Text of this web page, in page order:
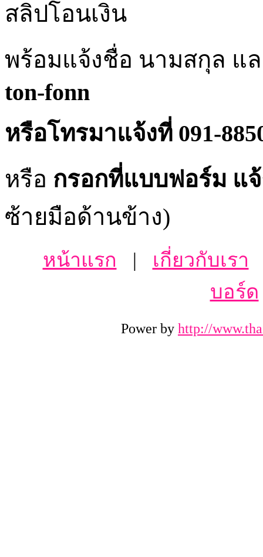
สลิปโอนเงิน
พร้อมแจ้งชื่อ นามสกุล แ
ton-fonn
หรือโทรมาแจ้งที่ 091-
หรือ กรอกที่แบบฟอร์ม แจ้
ซ้ายมือด้านข้าง)
หน้าแรก | เกี่ยวกับเรา
บอร์ด
Power by http://